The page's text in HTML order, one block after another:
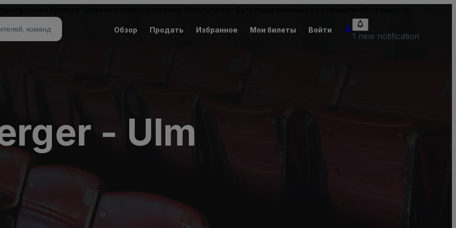
Обзор Продать Избранное Мои билеты Войти
1 new notification
- Ulm